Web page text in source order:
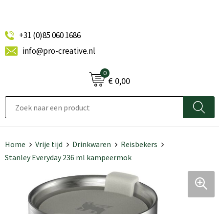
+31 (0)85 060 1686
info@pro-creative.nl
0
€ 0,00
Home Vrije tijd Drinkwaren
Reisbekers
Stanley Everyday 236 ml kampeermok